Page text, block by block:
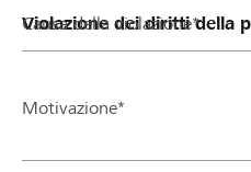
DE FR IT
Causa della violazione*
Motivazione*